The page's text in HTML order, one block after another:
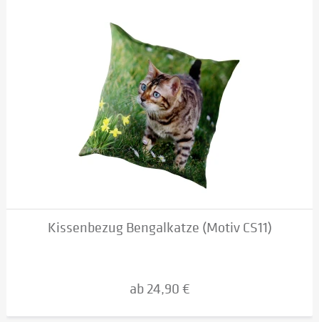
Kissenbezug Bengalkatze (Motiv CS11)
ab 24,90 €